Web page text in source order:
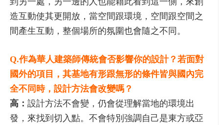
造互動使其更開放，當空間跟環境，空間跟空間之
間產生互動，整個場所的氛圍也會隨之不同。
Q.作為華人建築師傳統會否影響你的設計？若面對
國外的項目，其基地有形跟無形的條件皆與國內完
全不同時，設計方法會改變嗎？
高： 設計方法不會變，仍會從理解當地的環境出
發，來找到切入點。不會特別強調自己是東方或亞